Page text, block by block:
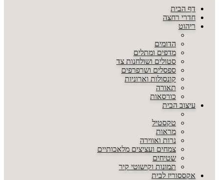
דף הבית
חדרי רחצה
ריהוט
הדומים
מדפים ומתלים
סטולים ושולחנות צד
ספסלים ושרפרפים
קונסולות וארוניות
תאורה
כורסאות
עיצוב הבית
טקסטיל
מראות
נרות ואווירה
צמחים ועציצים מלאכותיים
שטיחים
תמונות וקישוטי קיר
אקססוריז לבית